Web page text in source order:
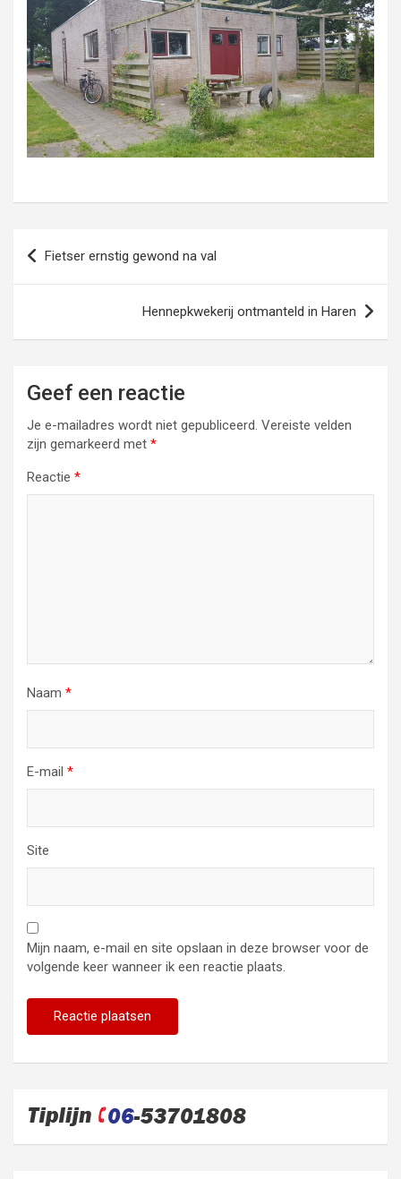
Bericht
navigatie
Fietser ernstig gewond na val
Hennepkwekerij ontmanteld in Haren
Geef een reactie
Je e-mailadres wordt niet gepubliceerd. Vereiste velden
zijn gemarkeerd met *
Reactie *
Naam *
E-mail *
Site
Mijn naam, e-mail en site opslaan in deze browser voor de
volgende keer wanneer ik een reactie plaats.